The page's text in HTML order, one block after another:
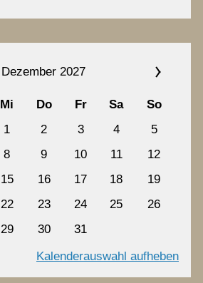
Dezember 2027
Mi Do Fr Sa
So
1
2 3 4
5
8 9 10 11
12
15 16 17 18
19
22 23 24 25
26
29 30
31
Kalenderauswahl aufheben